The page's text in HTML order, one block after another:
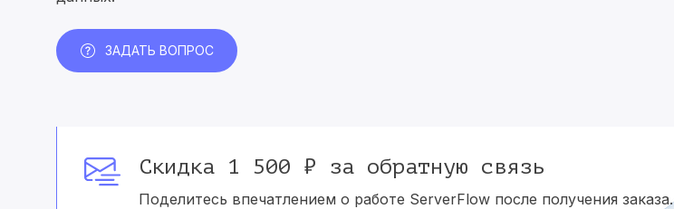
ЗАДАТЬ ВОПРОС
Скидка 1 500 ₽ за обратную связь
Поделитесь впечатлением о работе ServerFlow после получения заказа.